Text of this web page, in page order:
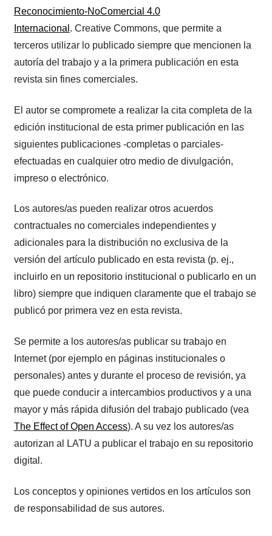
Reconocimiento-NoComercial 4.0
Internacional . Creative Commons, que permite a
terceros utilizar lo publicado siempre que mencionen la
autoría del trabajo y a la primera publicación en esta
revista sin fines comerciales.
El autor se compromete a realizar la cita completa de la
edición institucional de esta primer publicación en las
siguientes publicaciones -completas o parciales-
efectuadas en cualquier otro medio de divulgación,
impreso o electrónico.
Los autores/as pueden realizar otros acuerdos
contractuales no comerciales independientes y
adicionales para la distribución no exclusiva de la
versión del artículo publicado en esta revista (p. ej.,
incluirlo en un repositorio institucional o publicarlo en un
libro) siempre que indiquen claramente que el trabajo se
publicó por primera vez en esta revista.
Se permite a los autores/as publicar su trabajo en
Internet (por ejemplo en páginas institucionales o
personales) antes y durante el proceso de revisión, ya
que puede conducir a intercambios productivos y a una
mayor y más rápida difusión del trabajo publicado (vea
The Effect of Open Access). A su vez los autores/as
autorizan al LATU a publicar el trabajo en su repositorio
digital.
Los conceptos y opiniones vertidos en los artículos son
de responsabilidad de sus autores.